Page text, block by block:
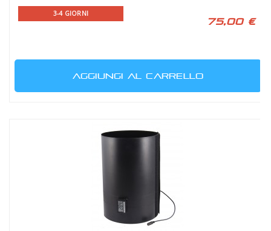
3-4 GIORNI
75,00 €
AGGIUNGI AL CARRELLO